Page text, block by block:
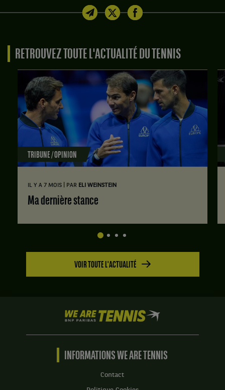
RETROUVEZ TOUTE L'ACTUALITÉ DU TENNIS
TRIBUNE / OPINION
IL Y A 7 MOIS PAR ELI WEINSTEIN
Ma dernière stance
VOIR TOUTE L'ACTUALITÉ
We
are
Tennis
BNP
Accueil
INFORMATIONS WE ARE TENNIS
Contact